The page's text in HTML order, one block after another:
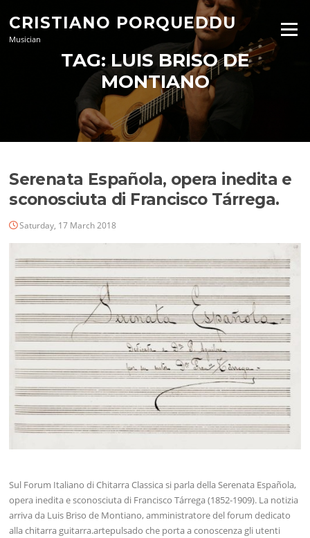
content
CRISTIANO PORQUEDDU
Musician
Menu
TAG:LUIS BRISO DE
MONTIANO
Serenata Española, opera inedita e
sconosciuta di Francisco Tárrega.
Saturday, 17 March 2018
Sul Forum Italiano di Chitarra Classica si parla della Serenata Española,
opera inedita e sconosciuta di Francisco Tárrega (1852-1909). La notizia
arriva da Luis Briso de Montiano, amministratore del forum dedicato
alla chitarra guitarra.artepulsado che porta a conoscenza gli utenti